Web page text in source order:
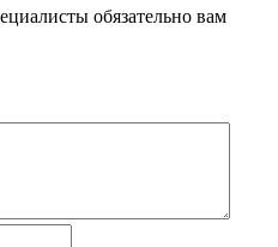
обязательно вам